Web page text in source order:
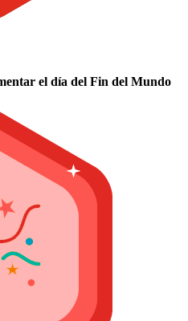
el día del Fin del Mundo